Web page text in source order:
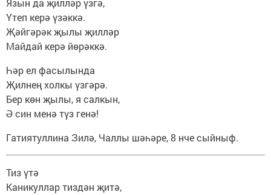
Язын да җилләр үзгә,
Үтеп керә үзәккә.
Җәйгәрәк җылы җилләр
Майдай керә йөрәккә.
Һәр ел фасылында
Җилнең холкы үзгәрә.
Бер көн җылы, я салкын,
Ә син менә түз генә!
Гатиятуллина Зилә, Чаллы шәһәре, 8 нче сыйныф.
Тиз үтә
Каникуллар тиздән җитә,